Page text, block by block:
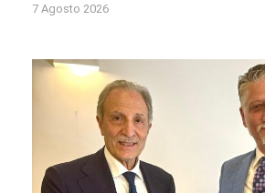
7 Agosto 2026